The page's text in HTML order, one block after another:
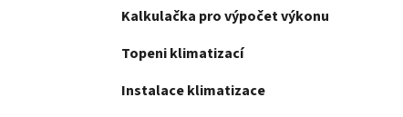
Kalkulačka pro výpočet výkonu
Topeni klimatizací
Instalace klimatizace